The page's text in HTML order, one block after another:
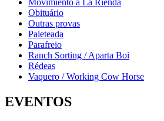
Movimiento a La Rienda
Obituário
Outras provas
Paleteada
Parafreio
Ranch Sorting / Aparta Boi
Rédeas
Vaquero / Working Cow Horse
EVENTOS